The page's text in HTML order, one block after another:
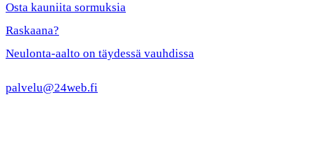
Osta kauniita sormuksia
Raskaana?
Neulonta-aalto on täydessä vauhdissa
palvelu@24web.fi